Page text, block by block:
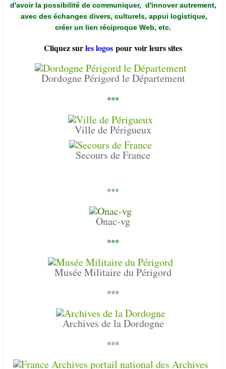
d'avoir la possibilité de communiquer, d'innover autrement,
avec des échanges divers, culturels, appui logistique,
créer un lien réciproque Web, etc.
Cliquez surles logos pour voir leurs sites
Dordogne Périgord le Département
***
Ville de Périgueux
Secours de France
***
Onac-vg
***
Musée Militaire du Périgord
***
Archives de la Dordogne
***